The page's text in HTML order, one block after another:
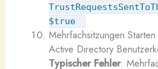
$true
Mehrfachsitzungen
Active Directory
Typischer Fehler: